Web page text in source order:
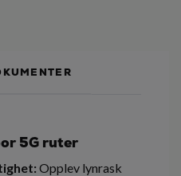
5G ruter
Opplev lynrask